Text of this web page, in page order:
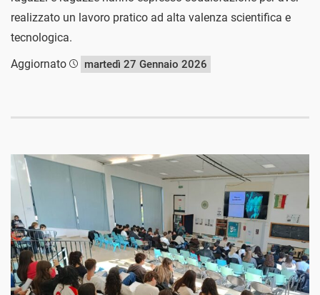
realizzato un lavoro pratico ad alta valenza scientifica e
tecnologica.
Aggiornato
martedì 27 Gennaio 2026